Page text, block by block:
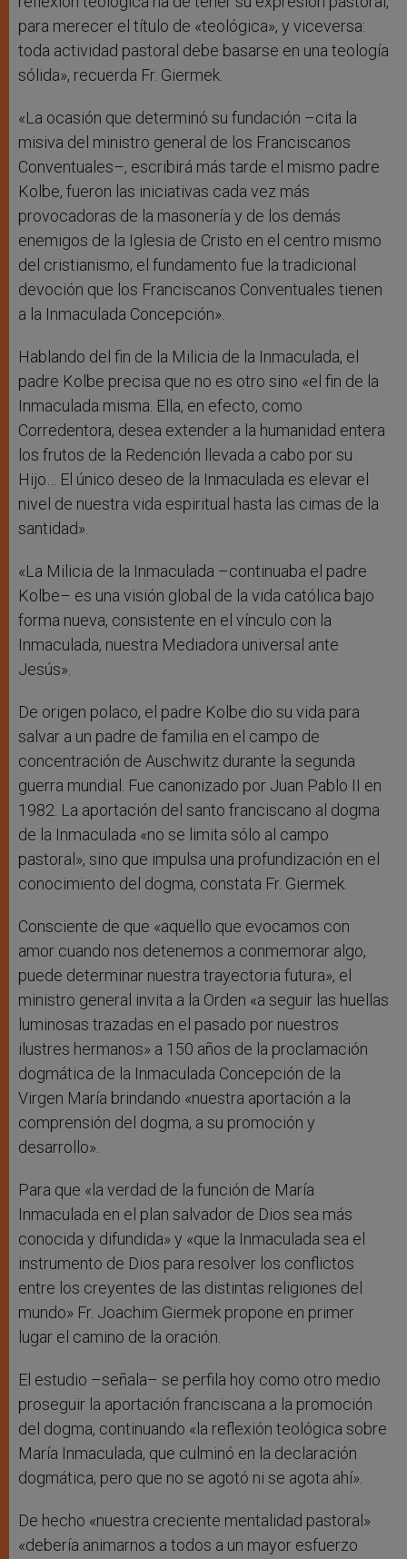
para merecer el título de «teológica», y viceversa:
toda actividad pastoral debe basarse en una teología
sólida», recuerda Fr. Giermek.
«La ocasión que determinó su fundación –cita la
misiva del ministro general de los Franciscanos
Conventuales–, escribirá más tarde el mismo padre
Kolbe, fueron las iniciativas cada vez más
provocadoras de la masonería y de los demás
enemigos de la Iglesia de Cristo en el centro mismo
del cristianismo; el fundamento fue la tradicional
devoción que los Franciscanos Conventuales tienen
a la Inmaculada Concepción».
Hablando del fin de la Milicia de la Inmaculada, el
padre Kolbe precisa que no es otro sino «el fin de la
Inmaculada misma. Ella, en efecto, como
Corredentora, desea extender a la humanidad entera
los frutos de la Redención llevada a cabo por su
Hijo… El único deseo de la Inmaculada es elevar el
nivel de nuestra vida espiritual hasta las cimas de la
santidad».
«La Milicia de la Inmaculada –continuaba el padre
Kolbe– es una visión global de la vida católica bajo
forma nueva, consistente en el vínculo con la
Inmaculada, nuestra Mediadora universal ante
Jesús».
De origen polaco, el padre Kolbe dio su vida para
salvar a un padre de familia en el campo de
concentración de Auschwitz durante la segunda
guerra mundial. Fue canonizado por Juan Pablo II en
1982. La aportación del santo franciscano al dogma
de la Inmaculada «no se limita sólo al campo
pastoral», sino que impulsa una profundización en el
conocimiento del dogma, constata Fr. Giermek.
Consciente de que «aquello que evocamos con
amor cuando nos detenemos a conmemorar algo,
puede determinar nuestra trayectoria futura», el
ministro general invita a la Orden «a seguir las huellas
luminosas trazadas en el pasado por nuestros
ilustres hermanos» a 150 años de la proclamación
dogmática de la Inmaculada Concepción de la
Virgen María brindando «nuestra aportación a la
comprensión del dogma, a su promoción y
desarrollo».
Para que «la verdad de la función de María
Inmaculada en el plan salvador de Dios sea más
conocida y difundida» y «que la Inmaculada sea el
instrumento de Dios para resolver los conflictos
entre los creyentes de las distintas religiones del
mundo» Fr. Joachim Giermek propone en primer
lugar el camino de la oración.
El estudio –señala– se perfila hoy como otro medio
proseguir la aportación franciscana a la promoción
del dogma, continuando «la reflexión teológica sobre
María Inmaculada, que culminó en la declaración
dogmática, pero que no se agotó ni se agota ahí».
De hecho «nuestra creciente mentalidad pastoral»
«debería animarnos a todos a un mayor esfuerzo